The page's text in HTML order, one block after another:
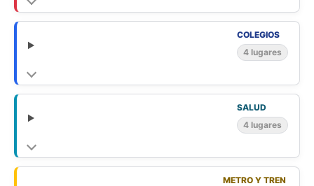
COLEGIOS
4 lugares
SALUD
4 lugares
METRO Y TREN